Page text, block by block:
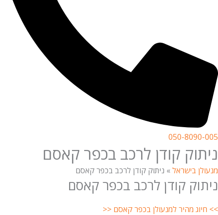
050-8090-005
ניתוק קודן לרכב בכפר קאסם
מנעולן בישראל» ניתוק קודן לרכב בכפר קאסם
ניתוק קודן לרכב בכפר קאסם
>> חיוג מהיר למנעולן בכפר קאסם <<